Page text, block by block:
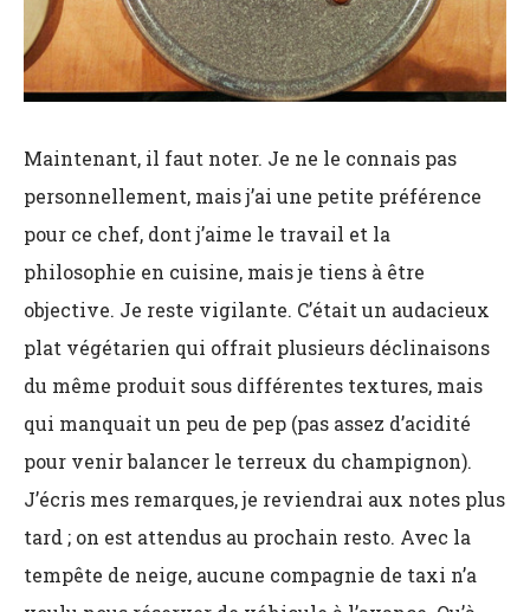
Maintenant, il faut noter. Je ne le connais pas
personnellement, mais j’ai une petite préférence
pour ce chef, dont j’aime le travail et la
philosophie en cuisine, mais je tiens à être
objective. Je reste vigilante. C’était un audacieux
plat végétarien qui offrait plusieurs déclinaisons
du même produit sous différentes textures, mais
qui manquait un peu de pep (pas assez d’acidité
pour venir balancer le terreux du champignon).
J’écris mes remarques, je reviendrai aux notes plus
tard ; on est attendus au prochain resto. Avec la
tempête de neige, aucune compagnie de taxi n’a